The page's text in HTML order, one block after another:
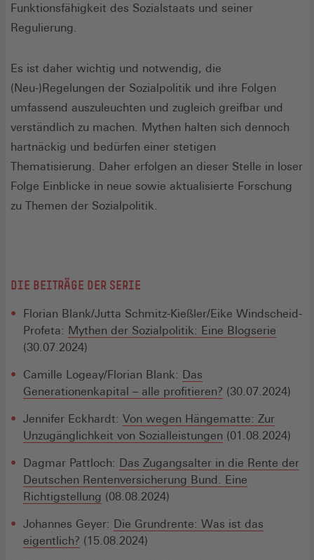
Funktionsfähigkeit des Sozialstaats und seiner
Regulierung.
Es ist daher wichtig und notwendig, die
(Neu-)Regelungen der Sozialpolitik und ihre Folgen
umfassend auszuleuchten und zugleich greifbar und
verständlich zu machen. Mythen halten sich dennoch
hartnäckig und bedürfen einer stetigen
Thematisierung. Daher erfolgen an dieser Stelle in loser
Folge Einblicke in neue sowie aktualisierte Forschung
zu Themen der Sozialpolitik.
DIE BEITRÄGE DER SERIE
Florian Blank/Jutta Schmitz-Kießler/Eike Windscheid-
Profeta: Mythen der Sozialpolitik: Eine Blogserie
(30.07.2024)
Camille Logeay/Florian Blank: Das
Generationenkapital – alle profitieren? (30.07.2024)
Jennifer Eckhardt: Von wegen Hängematte: Zur
Unzugänglichkeit von Sozialleistungen (01.08.2024)
Dagmar Pattloch: Das Zugangsalter in die Rente der
Deutschen Rentenversicherung Bund. Eine
Richtigstellung (08.08.2024)
Johannes Geyer: Die Grundrente: Was ist das
eigentlich? (15.08.2024)